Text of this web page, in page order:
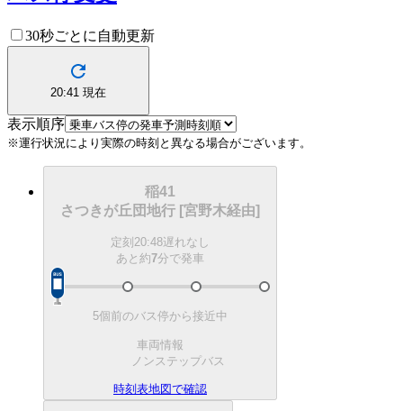
30秒ごとに自動更新
20:41 現在
表示順序
※運行状況により実際の時刻と異なる場合がございます。
稲41
さつきが丘団地行 [宮野木経由]
定刻 20:48遅れなし
あと約7分で発車
5個前のバス停から接近中
車両情報
ノンステップバス
時刻表地図で確認